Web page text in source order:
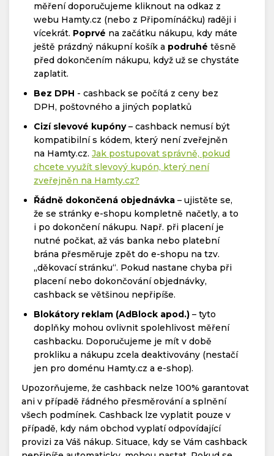
měření doporučujeme kliknout na odkaz z
webu Hamty.cz (nebo z Připomínáčku) raději i
vícekrát. Poprvé na začátku nákupu, kdy máte
ještě prázdný nákupní košík a podruhé těsně
před dokončením nákupu, když už se chystáte
zaplatit.
Bez DPH - cashback se počítá z ceny bez
DPH, poštovného a jiných poplatků
Cizí slevové kupóny– cashback nemusí být
kompatibilní s kódem, který není zveřejněn
na Hamty.cz. Jak postupovat správně, pokud
chcete využít slevový kupón, který není
zveřejněn na Hamty.cz?
Řádně dokončená objednávka – ujistěte se,
že se stránky e-shopu kompletně načetly, a to
i po dokončení nákupu. Např. při placení je
nutné počkat, až vás banka nebo platební
brána přesměruje zpět do e-shopu na tzv.
„děkovací stránku“. Pokud nastane chyba při
placení nebo dokončování objednávky,
cashback se většinou nepřipíše.
Blokátory reklam (AdBlock apod.) – tyto
doplňky mohou ovlivnit spolehlivost měření
cashbacku. Doporučujeme je mít v době
prokliku a nákupu zcela deaktivovány (nestačí
jen pro doménu Hamty.cz a e-shop).
Upozorňujeme, že cashback nelze 100% garantovat
ani v případě řádného přesměrování a splnění
všech podmínek. Cashback lze vyplatit pouze v
případě, kdy nám obchod vyplatí odpovídající
provizi za Váš nákup. Situace, kdy se Vám cashback